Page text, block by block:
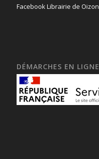
Facebook Librairie de Oizon
DÉMARCHES EN LIGNE